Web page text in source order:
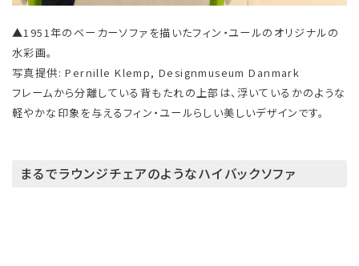
▲1951年のベーカーソファを描いたフィン・ユールのオリジナルの
水彩画。
写真提供: Pernille Klemp, Designmuseum Danmark
フレームから分離している背もたれの上部は、浮いているかのような
軽やかな印象を与えるフィン・ユールらしい美しいデザインです。
まるでラウンジチェアのようなハイバックソファ